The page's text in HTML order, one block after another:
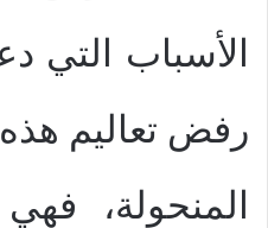
الأسباب التي
رفض تعاليم
المنحولة،